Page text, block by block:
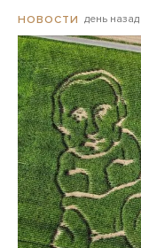
НОВОСТИ день назад